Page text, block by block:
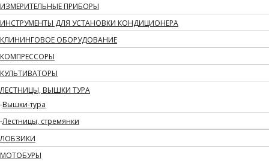
ИЗМЕРИТЕЛЬНЫЕ ПРИБОРЫ
ИНСТРУМЕНТЫ ДЛЯ УСТАНОВКИ КОНДИЦИОНЕРА
КЛИНИНГОВОЕ ОБОРУДОВАНИЕ
КОМПРЕССОРЫ
КУЛЬТИВАТОРЫ
ЛЕСТНИЦЫ, ВЫШКИ ТУРА
Вышки-тура
Лестницы, стремянки
ЛОБЗИКИ
МОТОБУРЫ